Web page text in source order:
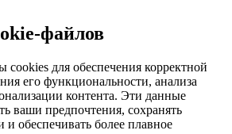
файлов
для обеспечения корректной
его функциональности, анализа
контента. Эти данные
ваши предпочтения, сохранять
обеспечивать более плавное